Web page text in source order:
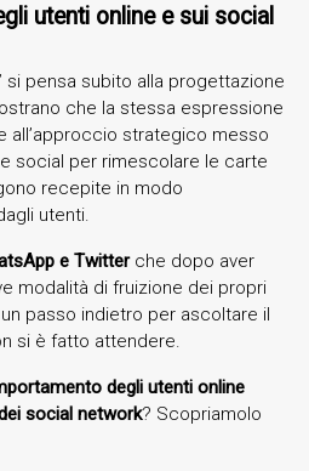
utenti online e sui social
si pensa subito alla progettazione
che la stessa espressione
all’approccio strategico messo
social per rimescolare le carte
recepite in modo
utenti.
e Twitterche dopo aver
modalità di fruizione dei propri
passo indietro per ascoltare il
si è fatto attendere.
degli utenti online
social network? Scopriamolo